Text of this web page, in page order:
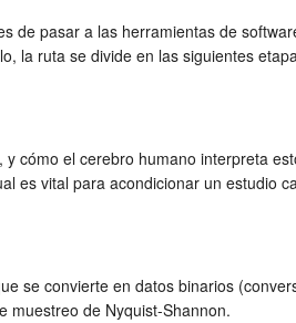
pasar a las herramientas de
la ruta se divide en las siguientes
cómo el cerebro humano interpreta
es vital para acondicionar un estudio
se convierte en datos binarios
muestreo de Nyquist-Shannon.